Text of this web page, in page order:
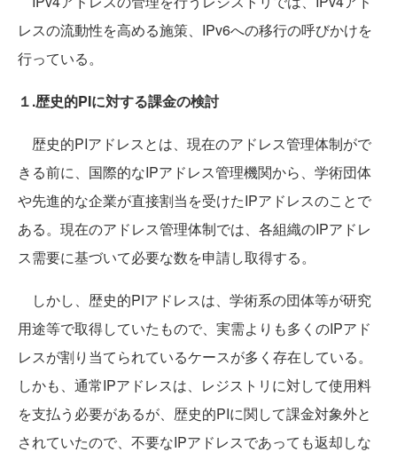
レスの流動性を高める施策、IPv6への移行の呼びかけを
行っている。
１.歴史的PIに対する課金の検討
歴史的PIアドレスとは、現在のアドレス管理体制がで
きる前に、国際的なIPアドレス管理機関から、学術団体
や先進的な企業が直接割当を受けたIPアドレスのことで
ある。現在のアドレス管理体制では、各組織のIPアドレ
ス需要に基づいて必要な数を申請し取得する。
しかし、歴史的PIアドレスは、学術系の団体等が研究
用途等で取得していたもので、実需よりも多くのIPアド
レスが割り当てられているケースが多く存在している。
しかも、通常IPアドレスは、レジストリに対して使用料
を支払う必要があるが、歴史的PIに関して課金対象外と
されていたので、不要なIPアドレスであっても返却しな